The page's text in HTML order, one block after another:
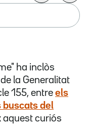
ha inclòs
la Generalitat
155, entre els
buscats del
aquest curiós